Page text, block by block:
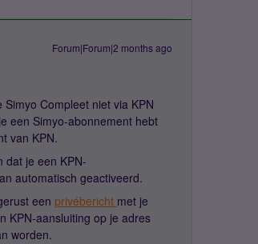
Forum|Forum|2 months ago
Compleet niet via KPN
een Simyo-abonnement hebt
van KPN.
dat je een KPN-
automatisch geactiveerd.
een privébericht met je
KPN-aansluiting op je adres
worden.